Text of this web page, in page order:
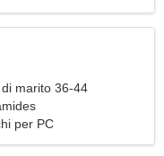
marito 36-44
per PC